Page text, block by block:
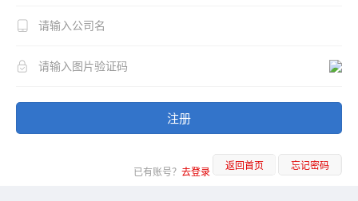
注册
已有账号？ 去登录 返回首页 忘记密码